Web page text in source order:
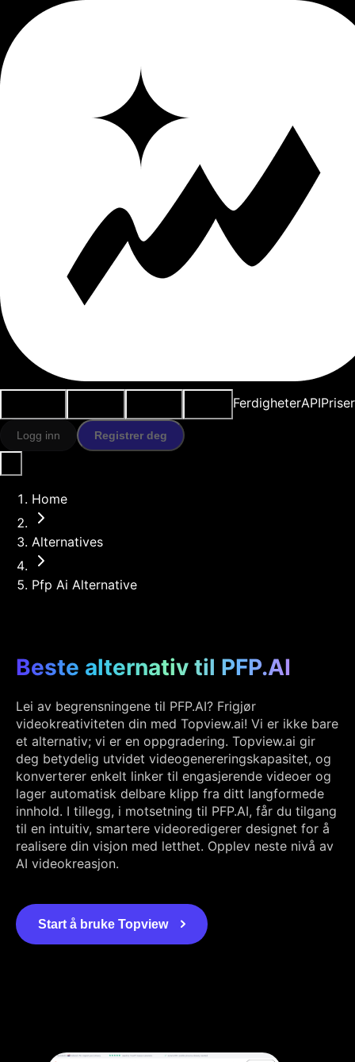
FerdigheterAPIPriser
Logg inn Registrer deg
Home
Alternatives
Pfp Ai Alternative
Beste alternativ til PFP.AI
Lei av begrensningene til PFP.AI? Frigjør
videokreativiteten din med Topview.ai! Vi er ikke bare
et alternativ; vi er en oppgradering. Topview.ai gir
deg betydelig utvidet videogenereringskapasitet, og
konverterer enkelt linker til engasjerende videoer og
lager automatisk delbare klipp fra ditt langformede
innhold. I tillegg, i motsetning til PFP.AI, får du tilgang
til en intuitiv, smartere videoredigerer designet for å
realisere din visjon med letthet. Opplev neste nivå av
AI videokreasjon.
Start å bruke Topview